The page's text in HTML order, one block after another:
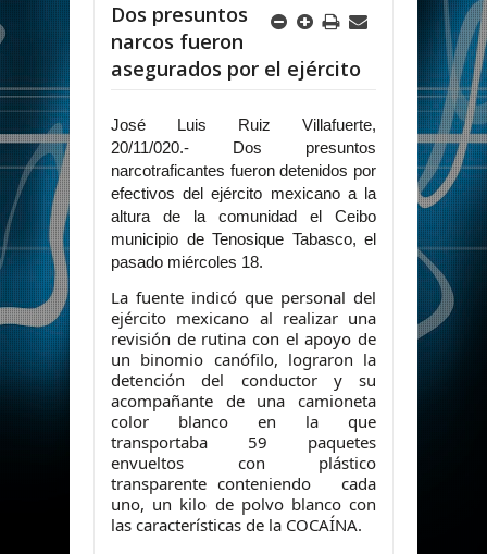
Dos presuntos
narcos fueron
asegurados por el ejército
José Luis Ruiz Villafuerte,
20/11/020.- Dos presuntos
narcotraficantes fueron detenidos por
efectivos del ejército mexicano a la
altura de la comunidad el Ceibo
municipio de Tenosique Tabasco, el
pasado miércoles 18.
La fuente indicó que personal del
ejército mexicano al realizar una
revisión de rutina con el apoyo de
un binomio canófilo, lograron la
detención del conductor y su
acompañante de una camioneta
color blanco en la que
transportaba 59 paquetes
envueltos con plástico
transparente conteniendo cada
uno, un kilo de polvo blanco con
las características de la COCAÍNA.